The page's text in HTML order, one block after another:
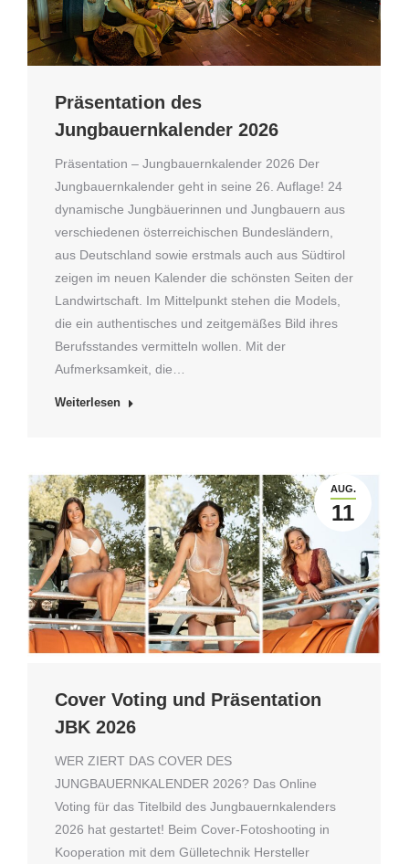
Präsentation des
Jungbauernkalender 2026
Präsentation – Jungbauernkalender 2026 Der
Jungbauernkalender geht in seine 26. Auflage! 24
dynamische Jungbäuerinnen und Jungbauern aus
verschiedenen österreichischen Bundesländern,
aus Deutschland sowie erstmals auch aus Südtirol
zeigen im neuen Kalender die schönsten Seiten der
Landwirtschaft. Im Mittelpunkt stehen die Models,
die ein authentisches und zeitgemäßes Bild ihres
Berufsstandes vermitteln wollen. Mit der
Aufmerksamkeit, die…
Weiterlesen
AUG.
11
Cover Voting und Präsentation
JBK 2026
WER ZIERT DAS COVER DES
JUNGBAUERNKALENDER 2026? Das Online
Voting für das Titelbild des Jungbauernkalenders
2026 hat gestartet! Beim Cover-Fotoshooting in
Kooperation mit dem Gülletechnik Hersteller